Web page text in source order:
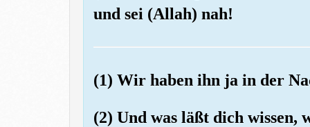
und sei (Allah) nah!
(1) Wir haben ihn ja in der
(2) Und was läßt dich wissen,